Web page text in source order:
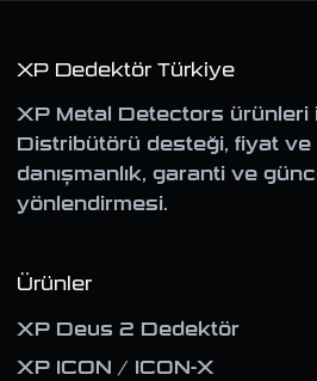
XP Dedektör Türkiye
XP Metal Detectors ürünleri
Distribütörü desteği, fiyat
danışmanlık, garanti ve
yönlendirmesi.
Ürünler
XP Deus 2 Dedektör
XP ICON / ICON-X